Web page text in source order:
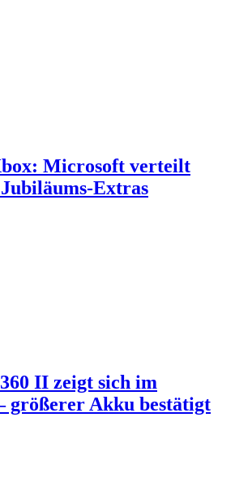
Microsoft verteilt
Extras
II zeigt sich im
größerer Akku bestätigt